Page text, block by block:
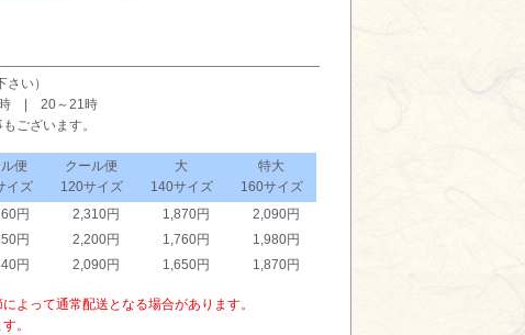
い）
| 20～21時
ございます。
便
イズ
クール便
120サイズ
大
140サイズ
特大
160サイズ
円 2,310円 1,870円
2,090円
円 2,200円 1,760円
1,980円
円 2,090円 1,650円 1,870円
よって通常配送となる場合があります。
。